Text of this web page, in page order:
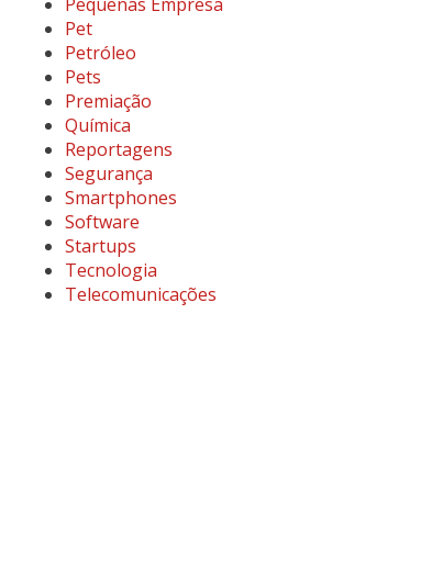
Pet
Petróleo
Pets
Premiação
Química
Reportagens
Segurança
Smartphones
Software
Startups
Tecnologia
Telecomunicações